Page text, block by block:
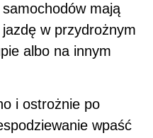
mają
w przydrożnym
albo na innym
i ostrożnie po
wpaść